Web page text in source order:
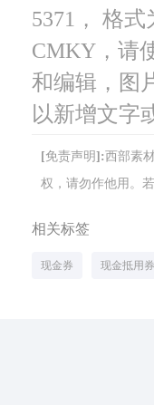
5371， 格
CMKY，请
和编辑，图
以新增文字
[免责声明]:西部素
权，请勿作他用。
相关标签
现金券 现金抵用券